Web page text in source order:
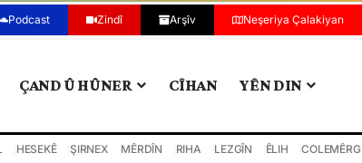
Podcast Zindî Arşîv Neşeriya Çalakiyan
ÇAND Û HÛNER CÎHAN YÊN DIN
HESEKÊ ŞIRNEX MÊRDÎN RIHA LEZGÎN ÊLIH COLEMÊRG